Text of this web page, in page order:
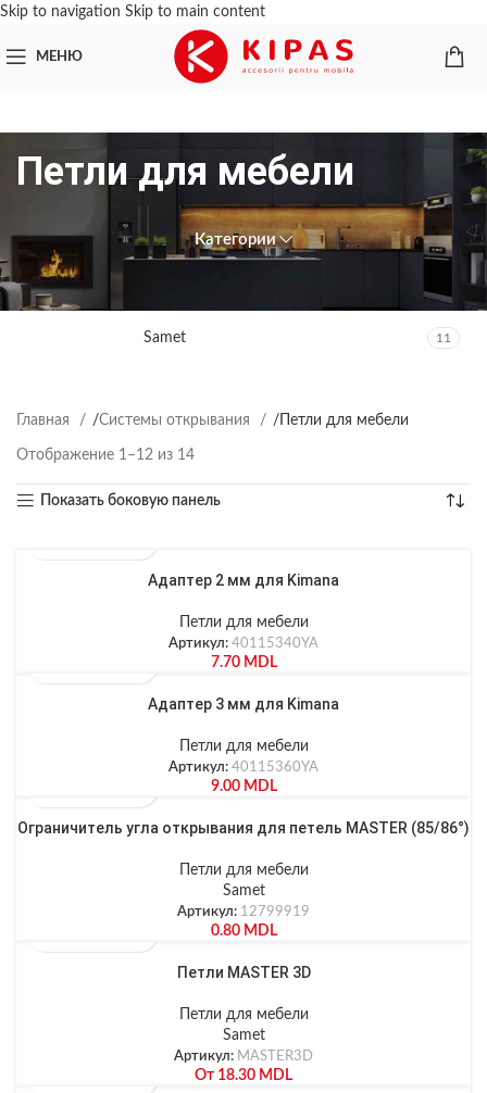
Skip to navigation Skip to main content
МЕНЮ
Петли для мебели
Категории
ПРОИЗВОДИТЕЛЬ
Samet 11
Главная /Системы открывания / Петли для мебели
Отображение 1–12 из 14
Показать боковую панель
Адаптер 2 мм для Kimana
Петли для мебели
Артикул: 40115340YA
7.70 MDL
Адаптер 3 мм для Kimana
Петли для мебели
Артикул: 40115360YA
9.00 MDL
Ограничитель угла открывания для петель MASTER (85/86°)
Петли для мебели
Samet
Артикул: 12799919
0.80 MDL
Петли MASTER 3D
Петли для мебели
Samet
Артикул: MASTER3D
От 18.30 MDL